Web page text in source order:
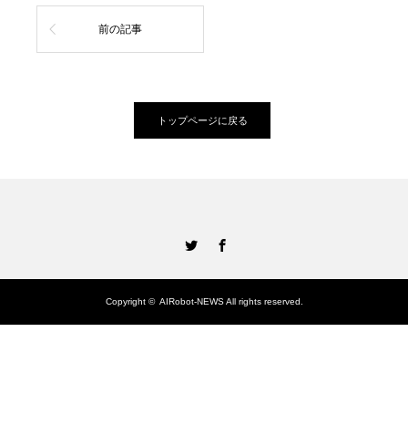
前の記事
トップページに戻る
Copyright © AIRobot-NEWSAll rights reserved.